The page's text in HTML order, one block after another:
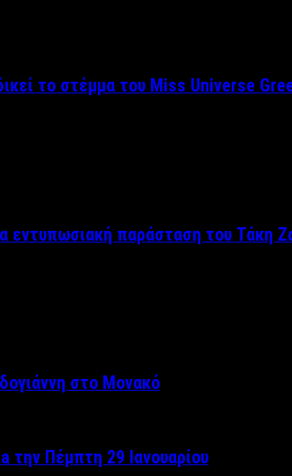
το στέμμα του Miss Universe
εντυπωσιακή παράσταση του Τάκη
στο Μονακό
την Πέμπτη 29 Ιανουαρίου